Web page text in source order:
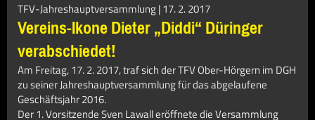
TFV-Jahreshauptversammlung | 17. 2. 2017
Vereins-Ikone Dieter „Diddi“ Düringer
verabschiedet!
Am Freitag, 17. 2. 2017, traf sich der TFV Ober-Hörgern im DGH
zu seiner Jahreshauptversammlung für das abgelaufene
Geschäftsjahr 2016.
Der 1. Vorsitzende Sven Lawall eröffnete die Versammlung